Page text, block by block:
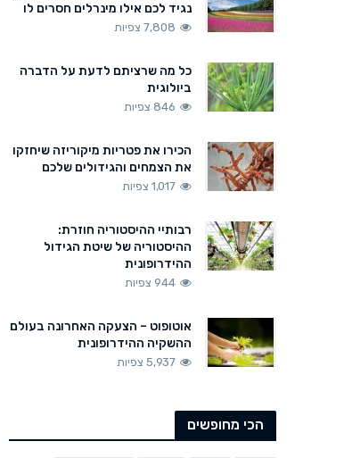
נגיד לכם אילו מינרלים חסרים לו
7,808 צפיות
כל מה שרציתם לדעת על הדברה
ביולוגית
846 צפיות
הכירו את פטריות מיקוריזה שיחזקו
את הצמחים והגידולים שלכם
1,017 צפיות
רבותיי ההיסטוריה חוזרת:
ההיסטוריה של שיטת הגידול
ההידרופונית
944 צפיות
אוטופוט – הצעקה האחרונה בעולם
ההשקיה ההידרופונית
5,937 צפיות
הכי מחופשים